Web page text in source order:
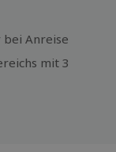
Anreise
mit 3